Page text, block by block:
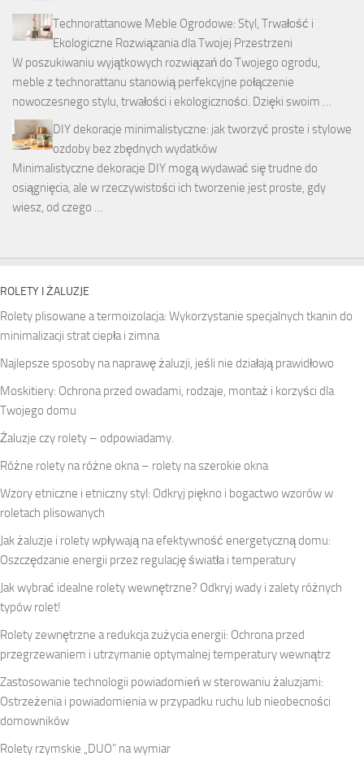
Technorattanowe Meble Ogrodowe: Styl, Trwałość i
Ekologiczne Rozwiązania dla Twojej Przestrzeni
W poszukiwaniu wyjątkowych rozwiązań do Twojego ogrodu,
meble z technorattanu stanowią perfekcyjne połączenie
nowoczesnego stylu, trwałości i ekologiczności. Dzięki swoim …
DIY dekoracje minimalistyczne: jak tworzyć proste i stylowe
ozdoby bez zbędnych wydatków
Minimalistyczne dekoracje DIY mogą wydawać się trudne do
osiągnięcia, ale w rzeczywistości ich tworzenie jest proste, gdy
wiesz, od czego …
ROLETY I ŻALUZJE
Rolety plisowane a termoizolacja: Wykorzystanie specjalnych tkanin do
minimalizacji strat ciepła i zimna
Najlepsze sposoby na naprawę żaluzji, jeśli nie działają prawidłowo
Moskitiery: Ochrona przed owadami, rodzaje, montaż i korzyści dla
Twojego domu
Żaluzje czy rolety – odpowiadamy.
Różne rolety na różne okna – rolety na szerokie okna
Wzory etniczne i etniczny styl: Odkryj piękno i bogactwo wzorów w
roletach plisowanych
Jak żaluzje i rolety wpływają na efektywność energetyczną domu:
Oszczędzanie energii przez regulację światła i temperatury
Jak wybrać idealne rolety wewnętrzne? Odkryj wady i zalety różnych
typów rolet!
Rolety zewnętrzne a redukcja zużycia energii: Ochrona przed
przegrzewaniem i utrzymanie optymalnej temperatury wewnątrz
Zastosowanie technologii powiadomień w sterowaniu żaluzjami:
Ostrzeżenia i powiadomienia w przypadku ruchu lub nieobecności
domowników
Rolety rzymskie „DUO” na wymiar